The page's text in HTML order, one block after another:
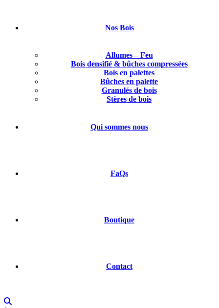
Nos Bois
Allumes – Feu
Bois densifié & bûches compressées
Bois en palettes
Bûches en palette
Granulés de bois
Stères de bois
Qui sommes nous
FaQs
Boutique
Contact